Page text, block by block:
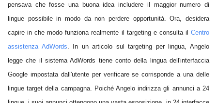
pensava che fosse una buona idea includere il maggior numero di
lingue possibile in modo da non perdere opportunità. Ora, desidera
capire in che modo funziona realmente il targeting e consulta il Centro
assistenza AdWords. In un articolo sul targeting per lingua, Angelo
legge che il sistema AdWords tiene conto della lingua dell'interfaccia
Google impostata dall'utente per verificare se corrisponde a una delle
lingue target della campagna. Poiché Angelo indirizza gli annunci a 24